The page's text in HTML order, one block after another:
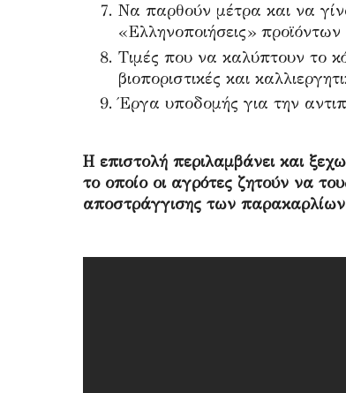
Να παρθούν μέτρα και να
«Ελληνοποιήσεις»
Τιμές που να καλύπτουν το
βιοποριστικές και
Έργα υποδομής για την
Η επιστολή περιλαμβάνει και
το οποίο οι αγρότες ζητούν να
αποστράγγισης των